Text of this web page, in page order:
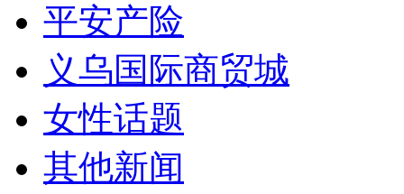
平安产险
义乌国际商贸城
女性话题
其他新闻